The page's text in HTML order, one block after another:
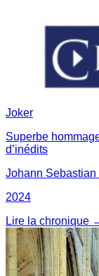
Joker
Superbe
d’inédits
Johann
2024
Lire la chronique